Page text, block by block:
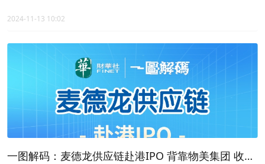
人。
2024-11-13 10:02
一图解码：麦德龙供应链赴港IPO 背靠物美集团 收入